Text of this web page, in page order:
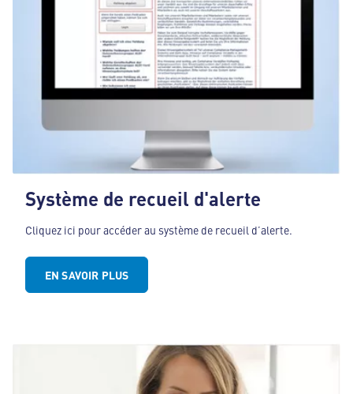
Système de recueil d'alerte
Cliquez ici pour accéder au système de recueil d’alerte.
EN SAVOIR PLUS